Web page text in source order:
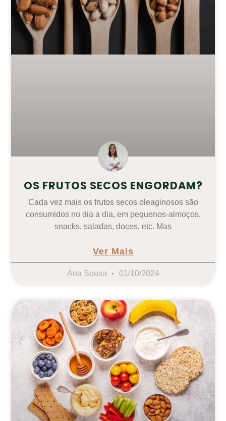
OS FRUTOS SECOS ENGORDAM?
Cada vez mais os frutos secos oleaginosos são
consumidos no dia a dia, em pequenos-almoços,
snacks, saladas, doces, etc. Mas
Ver Mais
Ana Sousa 01/10/2024